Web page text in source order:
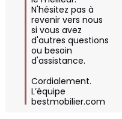
N'hésitez pas à
revenir vers nous
si vous avez
d'autres questions
ou besoin
d'assistance.
Cordialement.
L’équipe
bestmobilier.com